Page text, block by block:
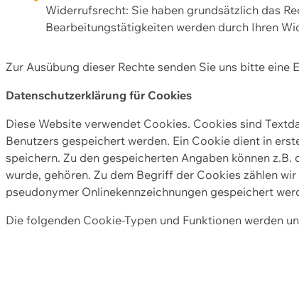
Widerrufsrecht: Sie haben grundsätzlich das
Bearbeitungstätigkeiten werden durch Ihren
Zur Ausübung dieser Rechte senden Sie uns bitte eine
Datenschutzerklärung für Cookies
Diese Website verwendet Cookies. Cookies sind
Benutzers gespeichert werden. Ein Cookie dient in
speichern. Zu den gespeicherten Angaben können
wurde, gehören. Zu dem Begriff der Cookies zählen
pseudonymer Onlinekennzeichnungen gespeichert
Die folgenden Cookie-Typen und Funktionen werden